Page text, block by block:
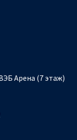
Арена (7 этаж)